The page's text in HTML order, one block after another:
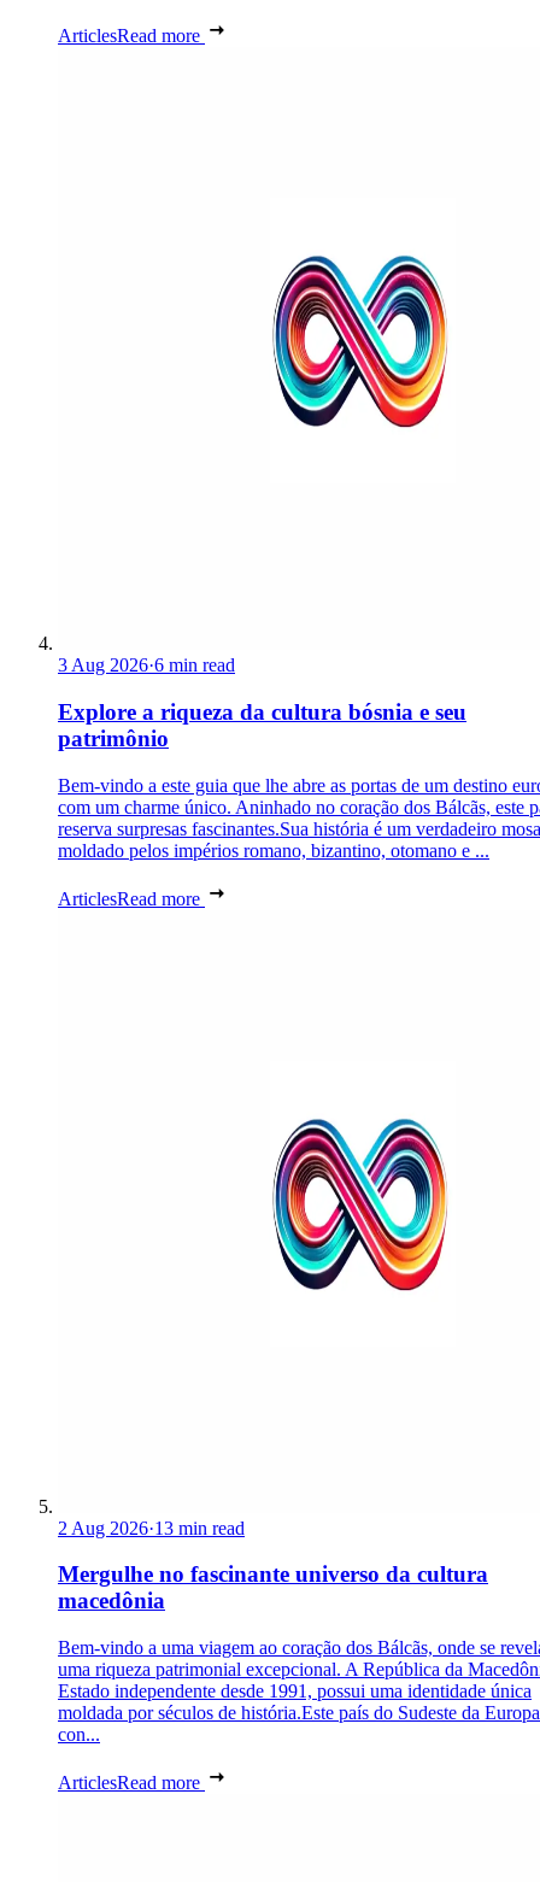
ArticlesRead more
3 Aug 2026·6 min read
Explore a riqueza da cultura bósnia e seu
patrimônio
Bem-vindo a este guia que lhe abre as portas de um destino
com um charme único. Aninhado no coração dos Bálcãs, este
reserva surpresas fascinantes.Sua história é um verdadeiro
moldado pelos impérios romano, bizantino, otomano e ...
ArticlesRead more
2 Aug 2026·13 min read
Mergulhe no fascinante universo da cultura
macedônia
Bem-vindo a uma viagem ao coração dos Bálcãs, onde se
uma riqueza patrimonial excepcional. A República da
Estado independente desde 1991, possui uma identidade única
moldada por séculos de história.Este país do Sudeste da Europa
con...
ArticlesRead more